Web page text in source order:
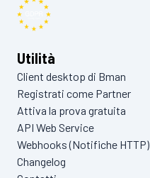
Utilità
Client desktop di Bman
Registrati come Partner
Attiva la prova gratuita
API Web Service
Webhooks (Notifiche HTTP)
Changelog